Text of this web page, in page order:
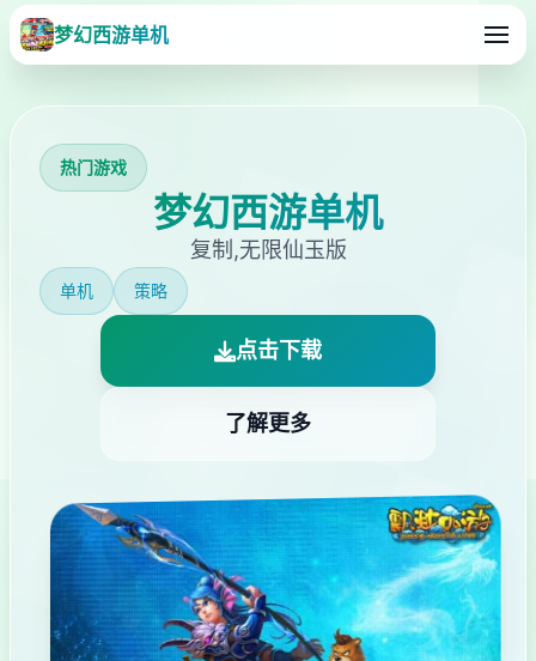
梦幻西游单机
热门游戏
梦幻西游单机
复制,无限仙玉版
单机 策略
点击下载
了解更多